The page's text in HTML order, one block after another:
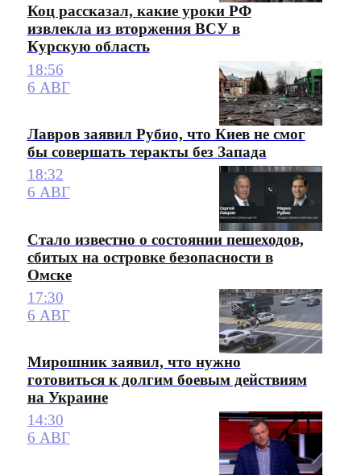
Коц рассказал, какие уроки РФ
извлекла из вторжения ВСУ в
Курскую область
18:56
6 АВГ
Лавров заявил Рубио, что Киев не смог
бы совершать теракты без Запада
18:32
6 АВГ
Стало известно о состоянии пешеходов,
сбитых на островке безопасности в
Омске
17:30
6 АВГ
Мирошник заявил, что нужно
готовиться к долгим боевым действиям
на Украине
14:30
6 АВГ